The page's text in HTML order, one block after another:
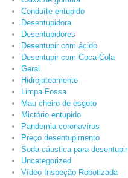
Conduíte entupido
Desentupidora
Desentupidores
Desentupir com ácido
Desentupir com Coca-Cola
Geral
Hidrojateamento
Limpa Fossa
Mau cheiro de esgoto
Mictório entupido
Pandemia coronavírus
Preço desentupimento
Soda cáustica para desentupir
Uncategorized
Vídeo Inspeção Robotizada